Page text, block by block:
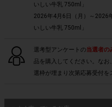
いしい牛乳 750ml」
2026年4月6日（月）～2026
いしい牛乳 750ml」
選考型アンケートの当選者の
品を購入してください。な
選枠が埋まり次第応募受付を